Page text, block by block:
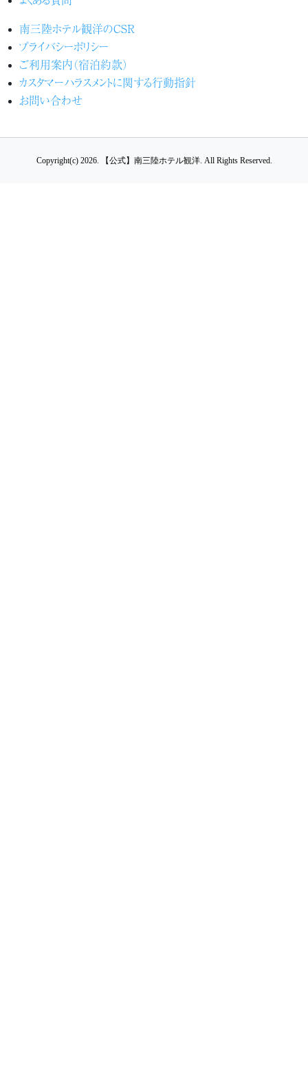
南三陸ホテル観洋のCSR
プライバシーポリシー
ご利用案内（宿泊約款）
カスタマーハラスメントに関する行動指針
お問い合わせ
Copyright(c) 2026. 【公式】南三陸ホテル観洋. All Rights Reserved.